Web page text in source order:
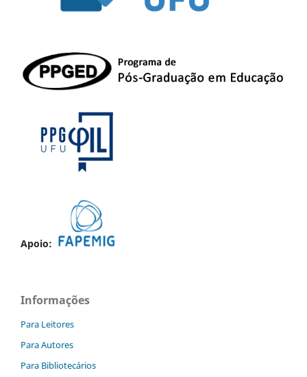
Apoio:
Informações
Para Leitores
Para Autores
Para Bibliotecários